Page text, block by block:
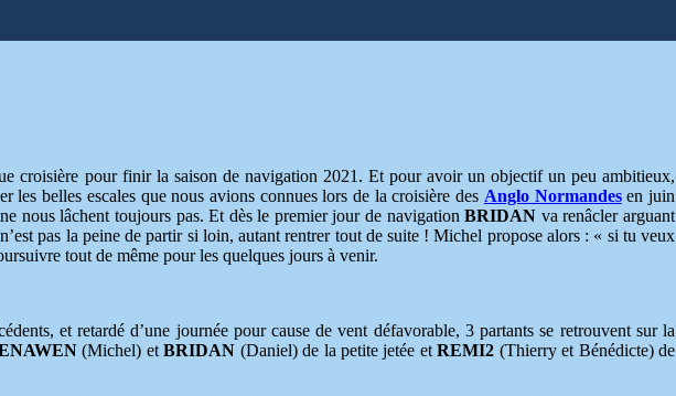
croisière pour finir la saison de navigation 2021. Et pour avoir un objectif un peu ambitieux,
les belles escales que nous avions connues lors de la croisière des Anglo Normandesen juin
nouslâchent toujours pas. Et dès le premier jour de navigationBRIDAN va renâcler arguant
pas la peine de partir si loin, autant rentrer tout de suite ! Michel propose alors : « si tu veux
tout de même pour les quelques jours à venir.
et retardé d’une journée pour cause de vent défavorable, 3 partants se retrouvent sur la
(Michel) etBRIDAN (Daniel) de la petite jetée etREMI2 (Thierry et Bénédicte) de